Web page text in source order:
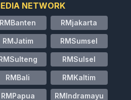
NETWORK
RMBanten RMjakarta
RMJatim RMSumsel
RMSulsel
RMBali RMKaltim
RMPapua RMIndramayu